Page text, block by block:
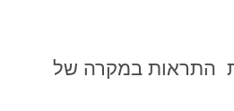
התראות במקרה של